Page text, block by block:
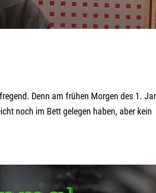
Denn am frühen Morgen des 1.
noch im Bett gelegen haben, aber kein